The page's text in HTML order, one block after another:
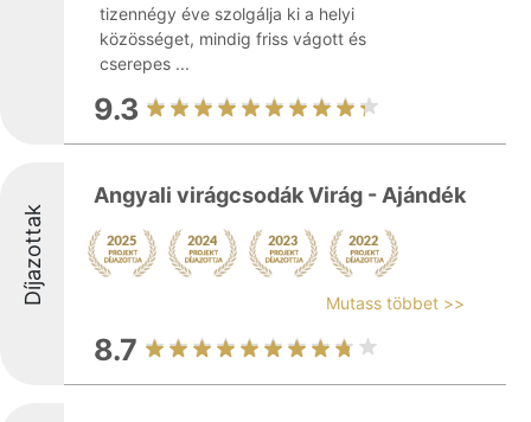
tizennégy éve szolgálja ki a helyi
közösséget, mindig friss vágott és
cserepes ...
9.3
Díjazottak
Angyali virágcsodák Virág - Ajándék
Mutass többet >>
8.7